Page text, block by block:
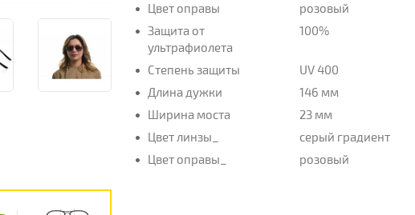
Цвет оправы
розовый
Защита от
ультрафиолета
100%
Степень защиты
UV 400
Длина дужки
146 мм
Ширина моста
23 мм
Цвет линзы_
серый градиент
Цвет оправы_
розовый